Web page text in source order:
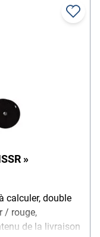
»
calculer, double
/ rouge,
de la livraison